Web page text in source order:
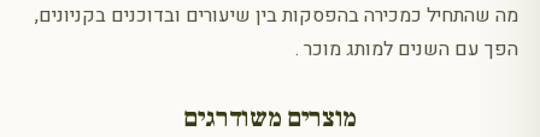
מה שהתחיל כמכירה בהפסקות בין שיעורים ובדוכנים בקניונים,
הפך עם השנים למותג מוכר .
מוצרים משודרגים